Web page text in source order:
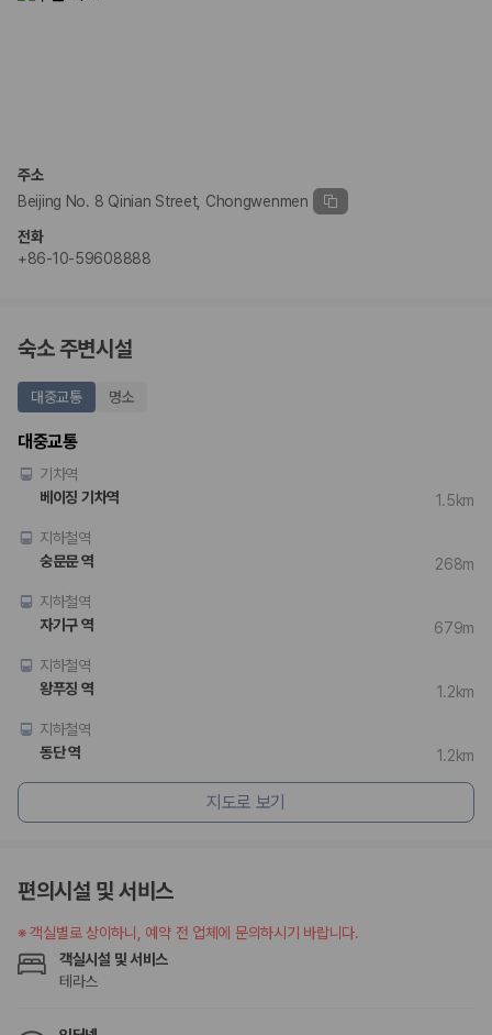
주소
Beijing No. 8 Qinian Street, Chongwenmen
전화
+86-10-59608888
숙소 주변시설
대중교통 명소
대중교통
기차역
베이징 기차역
1.5km
지하철역
숭문문 역
268m
지하철역
자기구 역
679m
지하철역
왕푸징 역
1.2km
지하철역
동단 역
1.2km
지도로 보기
편의시설 및 서비스
※객실별로 상이하니, 예약 전 업체에 문의하시기 바랍니다.
객실시설 및 서비스
테라스